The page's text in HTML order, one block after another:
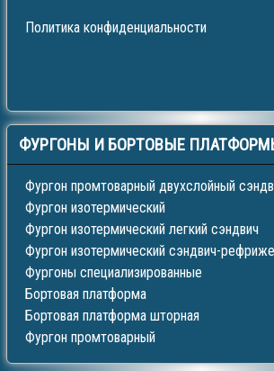
Политика конфиденциальности
ФУРГОНЫ И БОРТОВЫЕ
Фургон промтоварный двухслойный
Фургон изотермический
Фургон изотермический легкий сэндвич
Фургон изотермический сэндвич-
Фургоны специализированные
Бортовая платформа
Бортовая платформа шторная
Фургон промтоварный